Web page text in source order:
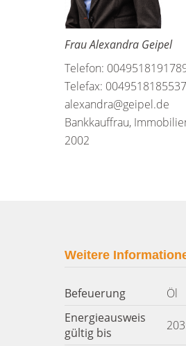
Frau Alexandra Geipel
Telefon:
Telefax:
alexandra@geipel.de
Bankkauffrau,
2002
Weitere
Befeuerung
Öl
Energieausweis
gültig bis